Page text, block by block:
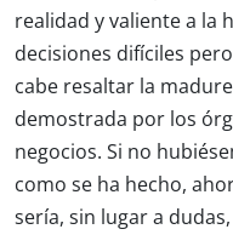
realidad y valiente a la
decisiones difíciles
cabe resaltar la
demostrada por los
negocios. Si no
como se ha hecho,
sería, sin lugar a